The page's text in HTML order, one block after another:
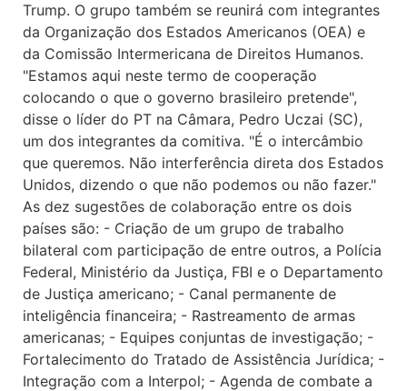
Trump. O grupo também se reunirá com integrantes
da Organização dos Estados Americanos (OEA) e
da Comissão Intermericana de Direitos Humanos.
"Estamos aqui neste termo de cooperação
colocando o que o governo brasileiro pretende",
disse o líder do PT na Câmara, Pedro Uczai (SC),
um dos integrantes da comitiva. "É o intercâmbio
que queremos. Não interferência direta dos Estados
Unidos, dizendo o que não podemos ou não fazer."
As dez sugestões de colaboração entre os dois
países são: - Criação de um grupo de trabalho
bilateral com participação de entre outros, a Polícia
Federal, Ministério da Justiça, FBI e o Departamento
de Justiça americano; - Canal permanente de
inteligência financeira; - Rastreamento de armas
americanas; - Equipes conjuntas de investigação; -
Fortalecimento do Tratado de Assistência Jurídica; -
Integração com a Interpol; - Agenda de combate a